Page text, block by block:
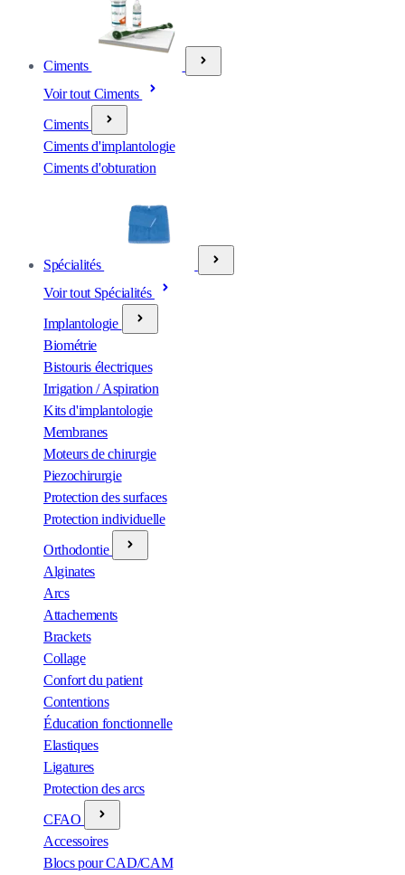
Ciments
Voir tout Ciments
Ciments
Ciments d'implantologie
Ciments d'obturation
Spécialités
Voir tout Spécialités
Implantologie
Biométrie
Bistouris électriques
Irrigation / Aspiration
Kits d'implantologie
Membranes
Moteurs de chirurgie
Piezochirurgie
Protection des surfaces
Protection individuelle
Orthodontie
Alginates
Arcs
Attachements
Brackets
Collage
Confort du patient
Contentions
Éducation fonctionnelle
Elastiques
Ligatures
Protection des arcs
CFAO
Accessoires
Blocs pour CAD/CAM